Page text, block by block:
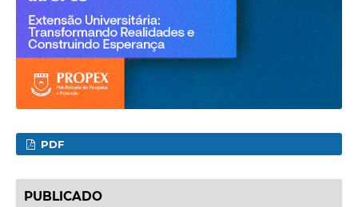
PDF
PUBLICADO